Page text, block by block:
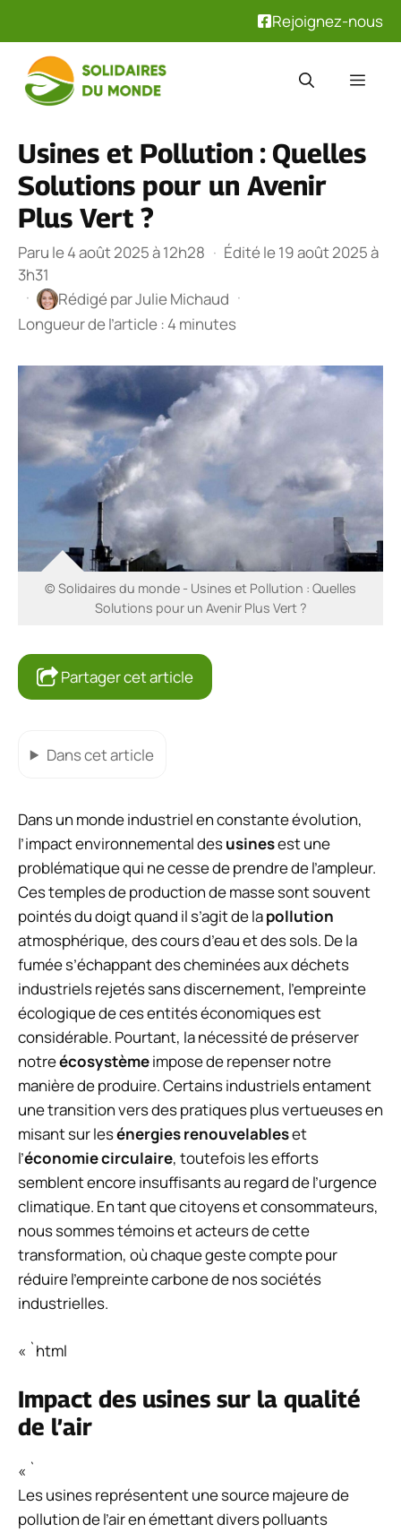
Rejoignez-nous
contenu
Usines et Pollution : Quelles
Solutions pour un Avenir
Plus Vert ?
Paru le 4 août 2025 à 12h28 · Édité le 19 août 2025 à
3h31
·
Rédigé parJulie Michaud ·
Longueur de l’article : 4 minutes
© Solidaires du monde - Usines et Pollution : Quelles
Solutions pour un Avenir Plus Vert ?
Partager cet article
Dans cet article
Dans un monde industriel en constante évolution,
l’impact environnemental desusinesest une
problématique qui ne cesse de prendre de l’ampleur.
Ces temples de production de masse sont souvent
pointés du doigt quand il s’agit de lapollution
atmosphérique, des cours d’eau et des sols. De la
fumée s’échappant des cheminées aux déchets
industriels rejetés sans discernement, l’empreinte
écologique de ces entités économiques est
considérable. Pourtant, la nécessité de préserver
notreécosystèmeimpose de repenser notre
manière de produire. Certains industriels entament
une transition vers des pratiques plus vertueuses en
misant sur lesénergies renouvelableset
l’économie circulaire, toutefois les efforts
semblent encore insuffisants au regard de l’urgence
climatique. En tant que citoyens et consommateurs,
nous sommes témoins et acteurs de cette
transformation, où chaque geste compte pour
réduire l’empreinte carbone de nos sociétés
industrielles.
« `html
Impact des usines sur la qualité
de l’air
« `
Les usines représentent une source majeure de
pollution de l’air en émettant divers polluants